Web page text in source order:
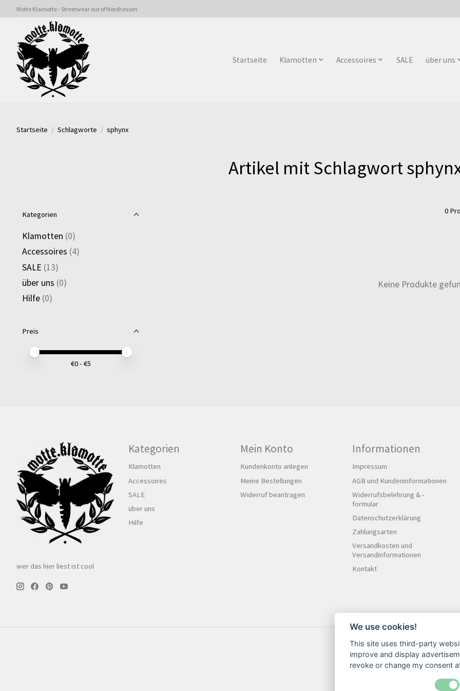
Motte Klamotte - Streetwear out of Nordhessen
Startseite Klamotten Accessoires SALE über uns
Startseite / Schlagworte / sphynx
Artikel mit Schlagwort
Kategorien
Klamotten (0)
Accessoires (4)
SALE (13)
über uns (0)
Hilfe (0)
Preis
Preis – Mindestwert
Price maximum value
€0- €5
0
Keine Produkte
wer das hier liest ist cool
Kategorien
Klamotten
Accessoires
SALE
über uns
Hilfe
Mein Konto
Kundenkonto anlegen
Meine Bestellungen
Widerruf beantragen
Informationen
Impressum
AGB und Kundeninformationen
Widerrufsbelehrung & -
formular
Datenschutzerklärung
Zahlungsarten
Versandkosten und
Versandinformationen
Kontakt
We use cookies!
This site uses third-party
improve and display
revoke or change my consent